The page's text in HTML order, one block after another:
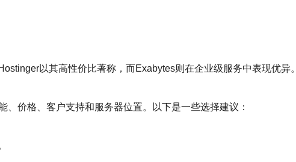
以其高性价比著称，而Exabytes则在企业级服务中表现优异。
、价格、客户支持和服务器位置。以下是一些选择建议：